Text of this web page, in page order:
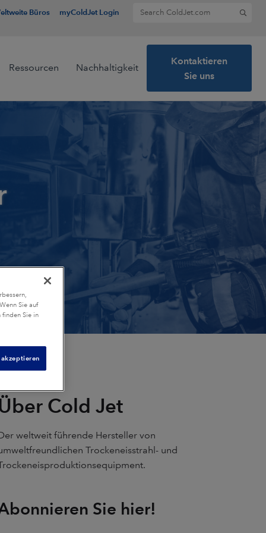
Büros myColdJet Login Search for:
Ressourcen Nachhaltigkeit
Kontaktieren
Sie uns
Cold Jet
weltweit führende Hersteller von
Trockeneisstrahl- und
Sie hier!
Sie auf
finden Sie in